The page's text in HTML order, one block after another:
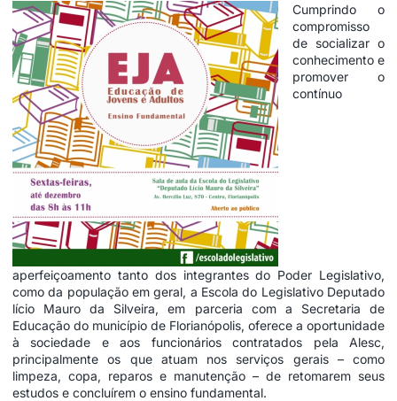
Cumprindo o
compromisso
de socializar o
conhecimento e
promover o
contínuo
aperfeiçoamento tanto dos integrantes do Poder Legislativo,
como da população em geral, a Escola do Legislativo Deputado
lício Mauro da Silveira, em parceria com a Secretaria de
Educação do município de Florianópolis, oferece a oportunidade
à sociedade e aos funcionários contratados pela Alesc,
principalmente os que atuam nos serviços gerais – como
limpeza, copa, reparos e manutenção – de retomarem seus
estudos e concluírem o ensino fundamental.